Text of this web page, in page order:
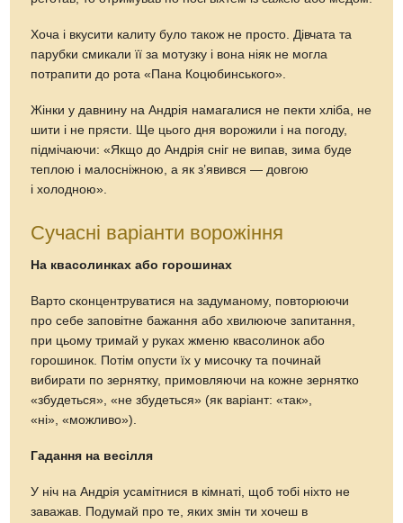
Хоча і вкусити калиту було також не просто. Дівчата та
парубки смикали її за мотузку і вона ніяк не могла
потрапити до рота «Пана Коцюбинського».
Жінки у давнину на Андрія намагалися не пекти хліба, не
шити і не прясти. Ще цього дня ворожили і на погоду,
підмічаючи: «Якщо до Андрія сніг не випав, зима буде
теплою і малосніжною, а як з’явився — довгою
і холодною».
Сучасні варіанти ворожіння
На квасолинках або горошинах
Варто сконцентруватися на задуманому, повторюючи
про себе заповітне бажання або хвилююче запитання,
при цьому тримай у руках жменю квасолинок або
горошинок. Потім опусти їх у мисочку та починай
вибирати по зернятку, примовляючи на кожне зернятко
«збудеться», «не збудеться» (як варіант: «так»,
«ні», «можливо»).
Гадання на весілля
У ніч на Андрія усамітнися в кімнаті, щоб тобі ніхто не
заважав. Подумай про те, яких змін ти хочеш в